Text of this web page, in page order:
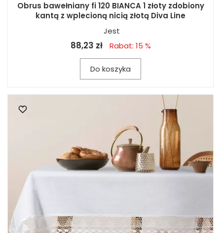
Obrus bawełniany fi 120 BIANCA 1 złoty zdobiony
kantą z wplecioną nicią złotą Diva Line
Jest
88,23 zł Rabat: 15 %
Do koszyka